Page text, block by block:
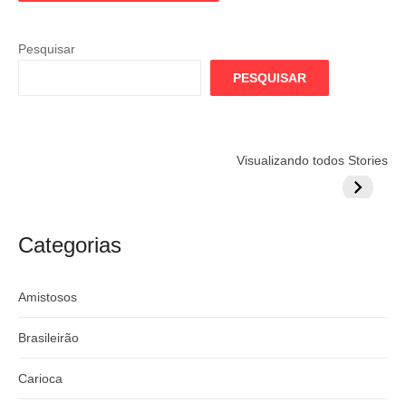
Pesquisar
PESQUISAR
Visualizando todos Stories
argentino
Globo quer
Lesão
do
Categorias
Amistosos
Brasileirão
Carioca